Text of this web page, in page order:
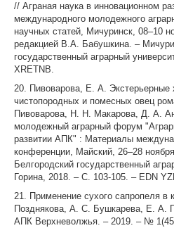
// Аграная наука в инновационном
международного молодежного
научных статей, Мичуринск, 08–10
редакцией В.А. Бабушкина. –
государственный аграрный
XRETNB.
20. Пивоварова, Е. А. Экстерьерные
чистопородных и помесных овец
Пивоварова, Н. Н. Макарова, Д. А.
молодежный аграрный форум
развитии АПК" : Материалы
конференции, Майский, 26–28
Белгородский государственный
Горина, 2018. – С. 103-105. – EDN
21. Применение сухого сапропеля
Позднякова, А. С. Бушкарева, Е. А.
АПК Верхневолжья. – 2019. – №